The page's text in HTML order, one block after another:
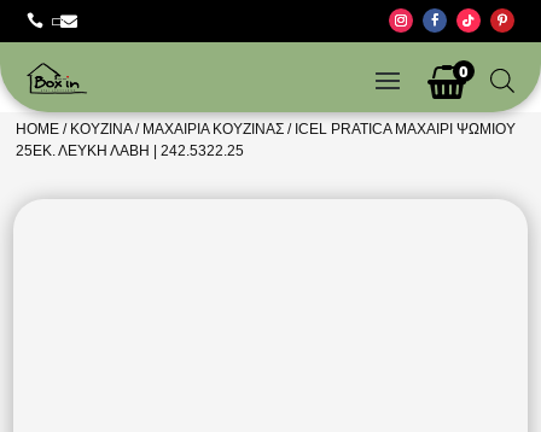
 
0
HOME / ΚΟΥΖΊΝΑ/ ΜΑΧΑΊΡΙΑ ΚΟΥΖΊΝΑΣ / ICEL PRATICA ΜΑΧΑΙΡΙ ΨΩΜΙΟΥ
25ΕΚ. ΛΕΥΚΗ ΛΑΒΗ | 242.5322.25